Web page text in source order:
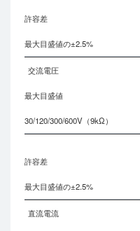
許容差
最大目盛値の±2.5%
交流電圧
最大目盛値
30/120/300/600V（9kΩ）
許容差
最大目盛値の±2.5%
直流電流